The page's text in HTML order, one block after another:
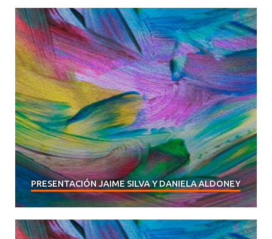
PRESENTACIÓN JAIME SILVA Y DANIELA ALDONEY